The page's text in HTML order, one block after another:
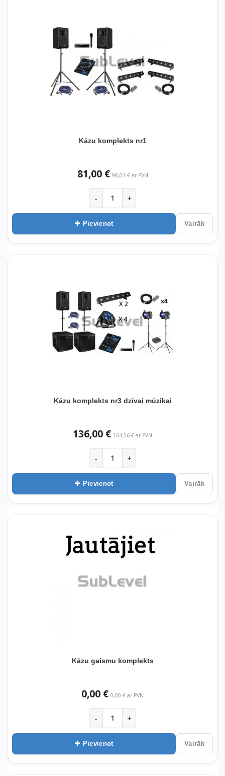
Kāzu komplekts nr1
81,00 € 98,01 € ar PVN
- +
Pievienot Vairāk
Kāzu komplekts nr3 dzīvai mūzikai
136,00 € 164,56 € ar PVN
- +
Pievienot Vairāk
Kāzu gaismu komplekts
0,00 € 0,00 € ar PVN
- +
Pievienot Vairāk